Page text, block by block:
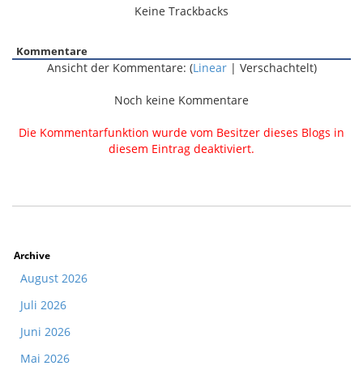
Keine Trackbacks
Kommentare
Ansicht der Kommentare: (Linear| Verschachtelt)
Noch keine Kommentare
Die Kommentarfunktion wurde vom Besitzer dieses Blogs in
diesem Eintrag deaktiviert.
Archive
August 2026
Juli 2026
Juni 2026
Mai 2026